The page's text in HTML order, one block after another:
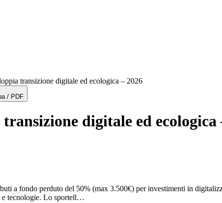
transizione digitale ed ecologica – 2026
/ PDF
digitale ed ecologica
a fondo perduto del 50% (max 3.500€) per investimenti in
e tecnologie. Lo sportell…